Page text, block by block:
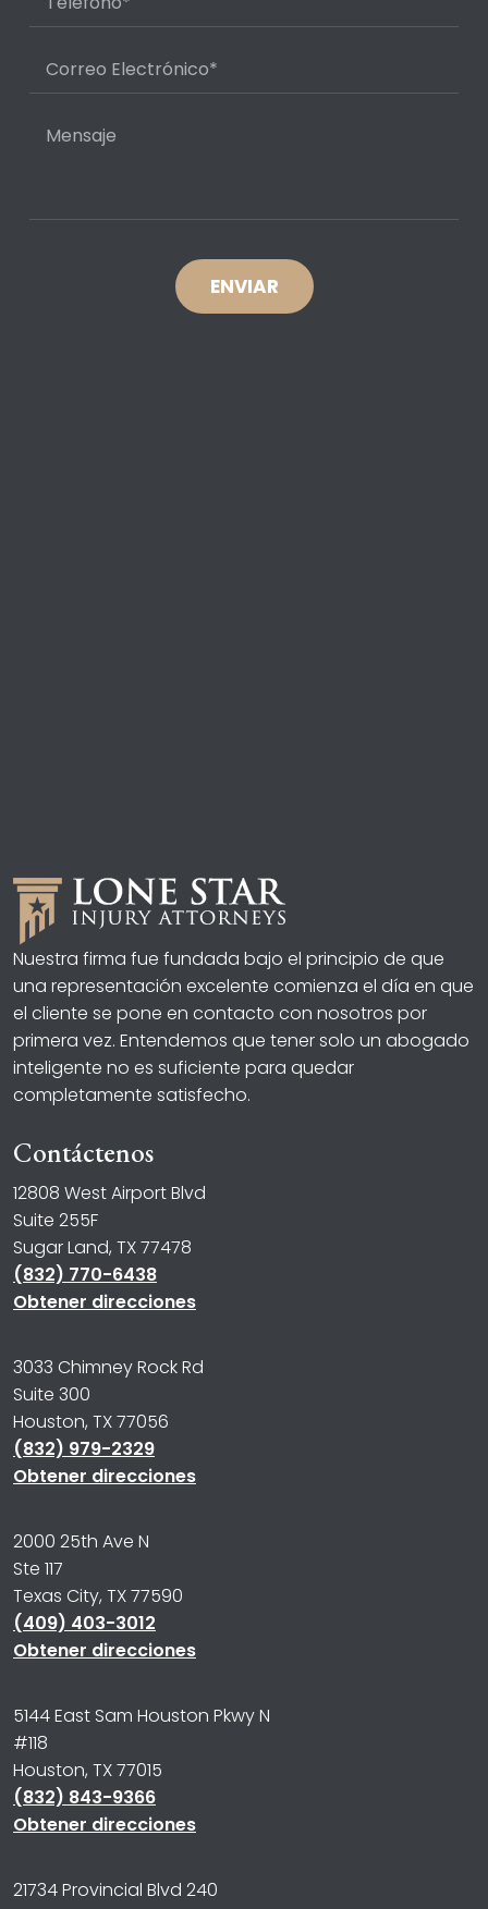
Nuestra firma fue fundada bajo el principio de que
una representación excelente comienza el día en que
el cliente se pone en contacto con nosotros por
primera vez. Entendemos que tener solo un abogado
inteligente no es suficiente para quedar
completamente satisfecho.
Contáctenos
12808 West Airport Blvd
Suite 255F
Sugar Land, TX 77478
(832) 770-6438
Obtener direcciones
3033 Chimney Rock Rd
Suite 300
Houston, TX 77056
(832) 979-2329
Obtener direcciones
2000 25th Ave N
Ste 117
Texas City, TX 77590
(409) 403-3012
Obtener direcciones
5144 East Sam Houston Pkwy N
#118
Houston, TX 77015
(832) 843-9366
Obtener direcciones
21734 Provincial Blvd 240